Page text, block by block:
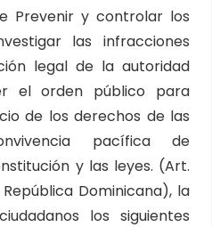
Prevenir y controlar los
las infracciones
legal de la autoridad
el orden público para
de los derechos de las
pacífica de
y las leyes. (Art.
Dominicana), la
los siguientes